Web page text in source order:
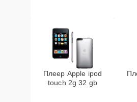
Плеер Apple ipod
touch 2g 32 gb